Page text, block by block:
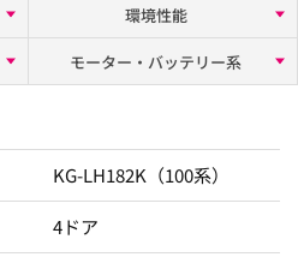
環境性能
モーター・バッテリー系
KG-LH182K（100系）
4ドア